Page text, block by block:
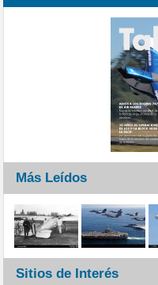
Más Leídos
Sitios de Interés